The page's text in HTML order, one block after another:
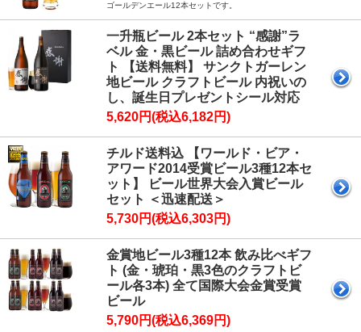
ゴールデンエール12本セットです。
一升瓶ビール 2本セット “感謝”ラ
ベル 金・黒ビール 詰め合わせギフ
ト 【送料無料】 サンクトガーレン
地ビール クラフトビール 内祝いの
し、誕生日プレゼントシール対応
5,620円(税込6,182円)
チルド送料込 【ワールド・ビア・
アワード2014受賞ビール3種12本セ
ット】 ビール世界大会入賞ビール
セット ＜迅速配送＞
5,730円(税込6,303円)
金賞地ビール3種12本 飲み比べギフ
ト (金・琥珀・黒3色のクラフトビ
ール各3本) 全て国際大会金賞受賞
ビール
5,790円(税込6,369円)